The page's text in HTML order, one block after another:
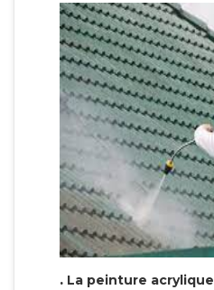
. La peinture acrylique